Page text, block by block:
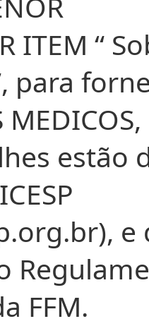
ITEM “
para
MEDICOS,
estão
e
FFM.